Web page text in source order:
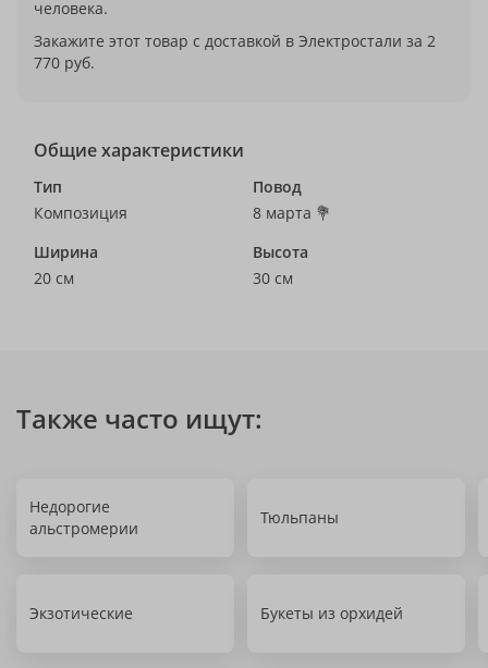
человека.
Закажите этот товар с доставкой в Электростали за 2
770 руб.
Общие характеристики
Тип
Композиция
Повод
8 марта 💐
Ширина
20 см
Высота
30 см
Также часто ищут:
Недорогие
альстромерии
Тюльпаны
Экзотические Букеты из орхидей